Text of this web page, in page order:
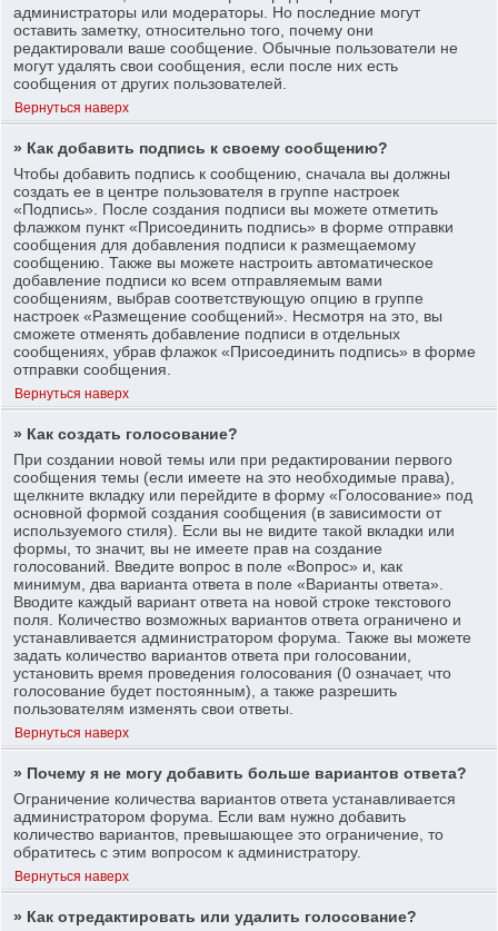
администраторы или модераторы. Но последние могут
оставить заметку, относительно того, почему они
редактировали ваше сообщение. Обычные пользователи не
могут удалять свои сообщения, если после них есть
сообщения от других пользователей.
Вернуться наверх
» Как добавить подпись к своему сообщению?
Чтобы добавить подпись к сообщению, сначала вы должны
создать ее в центре пользователя в группе настроек
«Подпись». После создания подписи вы можете отметить
флажком пункт «Присоединить подпись» в форме отправки
сообщения для добавления подписи к размещаемому
сообщению. Также вы можете настроить автоматическое
добавление подписи ко всем отправляемым вами
сообщениям, выбрав соответствующую опцию в группе
настроек «Размещение сообщений». Несмотря на это, вы
сможете отменять добавление подписи в отдельных
сообщениях, убрав флажок «Присоединить подпись» в форме
отправки сообщения.
Вернуться наверх
» Как создать голосование?
При создании новой темы или при редактировании первого
сообщения темы (если имеете на это необходимые права),
щелкните вкладку или перейдите в форму «Голосование» под
основной формой создания сообщения (в зависимости от
используемого стиля). Если вы не видите такой вкладки или
формы, то значит, вы не имеете прав на создание
голосований. Введите вопрос в поле «Вопрос» и, как
минимум, два варианта ответа в поле «Варианты ответа».
Вводите каждый вариант ответа на новой строке текстового
поля. Количество возможных вариантов ответа ограничено и
устанавливается администратором форума. Также вы можете
задать количество вариантов ответа при голосовании,
установить время проведения голосования (0 означает, что
голосование будет постоянным), а также разрешить
пользователям изменять свои ответы.
Вернуться наверх
» Почему я не могу добавить больше вариантов ответа?
Ограничение количества вариантов ответа устанавливается
администратором форума. Если вам нужно добавить
количество вариантов, превышающее это ограничение, то
обратитесь с этим вопросом к администратору.
Вернуться наверх
» Как отредактировать или удалить голосование?